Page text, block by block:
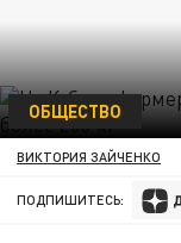
ОБЩЕСТВО
ВИКТОРИЯ ЗАЙЧЕНКО
ПОДПИШИТЕСЬ: